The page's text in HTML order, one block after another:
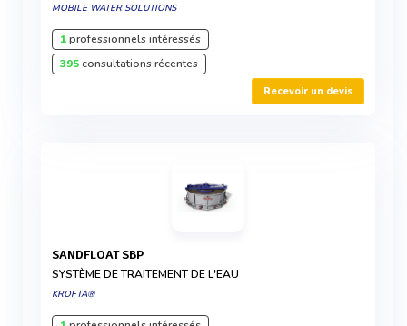
MOBILE WATER SOLUTIONS
1professionnels intéressés
395consultations récentes
Recevoir un devis
SANDFLOAT SBP
SYSTÈME DE TRAITEMENT DE L'EAU
KROFTA®